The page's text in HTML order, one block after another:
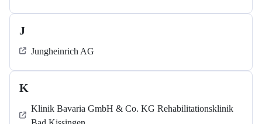
J
Jungheinrich AG
K
Klinik Bavaria GmbH & Co. KG Rehabilitationsklinik